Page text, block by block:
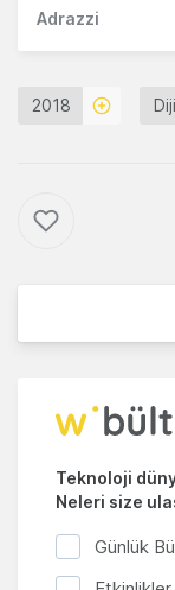
Adrazzi
2018
Teknoloji
Neleri size
Günlük